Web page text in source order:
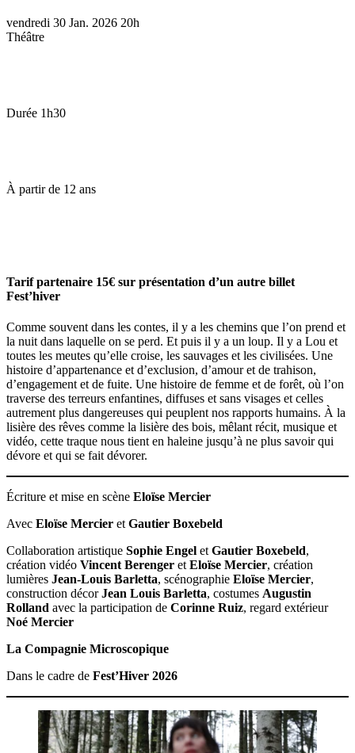
vendredi 30 Jan. 2026 20h
Théâtre
Durée 1h30
À partir de 12 ans
Tarif partenaire 15€ sur présentation d’un autre billet
Fest’hiver
Comme souvent dans les contes, il y a les chemins que l’on prend et
la nuit dans laquelle on se perd. Et puis il y a un loup. Il y a Lou et
toutes les meutes qu’elle croise, les sauvages et les civilisées. Une
histoire d’appartenance et d’exclusion, d’amour et de trahison,
d’engagement et de fuite. Une histoire de femme et de forêt, où l’on
traverse des terreurs enfantines, diffuses et sans visages et celles
autrement plus dangereuses qui peuplent nos rapports humains. À la
lisière des rêves comme la lisière des bois, mêlant récit, musique et
vidéo, cette traque nous tient en haleine jusqu’à ne plus savoir qui
dévore et qui se fait dévorer.
Écriture et mise en scène Eloïse Mercier
Avec Eloïse Mercier et Gautier Boxebeld
Collaboration artistique Sophie Engel et Gautier Boxebeld,
création vidéo Vincent Berenger et Eloïse Mercier, création
lumières Jean-Louis Barletta, scénographie Eloïse Mercier,
construction décorJean Louis Barletta, costumes Augustin
Rolland avec la participation de Corinne Ruiz, regard extérieur
Noé Mercier
La Compagnie Microscopique
Dans le cadre de Fest’Hiver 2026